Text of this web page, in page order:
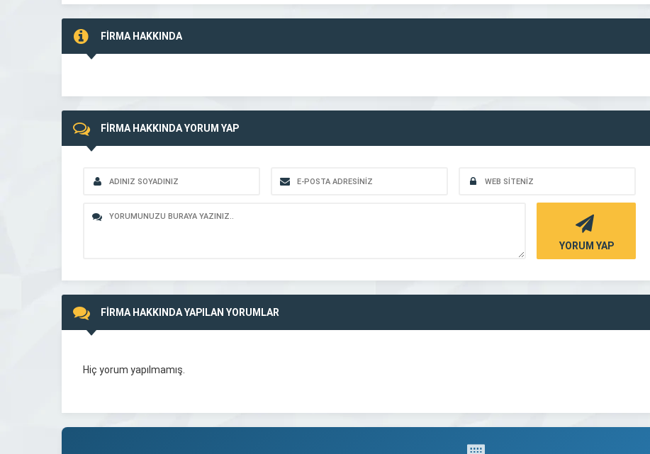
FİRMA HAKKINDA
FİRMA HAKKINDA YORUM YAP
YORUM YAP
FİRMA HAKKINDA YAPILAN YORUMLAR
Hiç yorum yapılmamış.